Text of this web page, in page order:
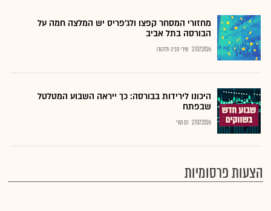
מחזורי המסחר קפצו ולג'פריס יש המלצה חמה על
הבורסה בתל אביב
27.07.2026 שירי חביב-ולדהורן
היכונו לירידות בבורסה: כך ייראה השבוע המטלטל
שבפתח
27.07.2026 רם מורי
הצעות פרסומיות